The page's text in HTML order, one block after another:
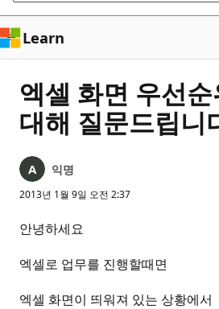
Learn
엑셀 화면 우선
대해 질문드립니
익명
2013년 1월 9일 오전 2:37
안녕하세요
엑셀로 업무를 진행할때면
엑셀 화면이 띄워져 있는 상황에서